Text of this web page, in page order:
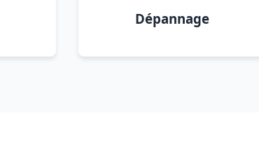
Dépannage